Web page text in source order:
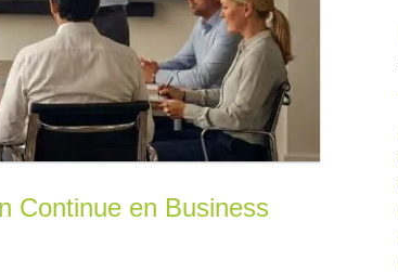
Continue en Business